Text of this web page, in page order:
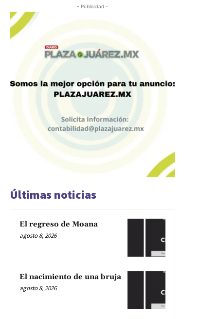
- Publicidad -
Últimas noticias
El regreso de Moana
agosto 8, 2026
El nacimiento de una bruja
agosto 8, 2026